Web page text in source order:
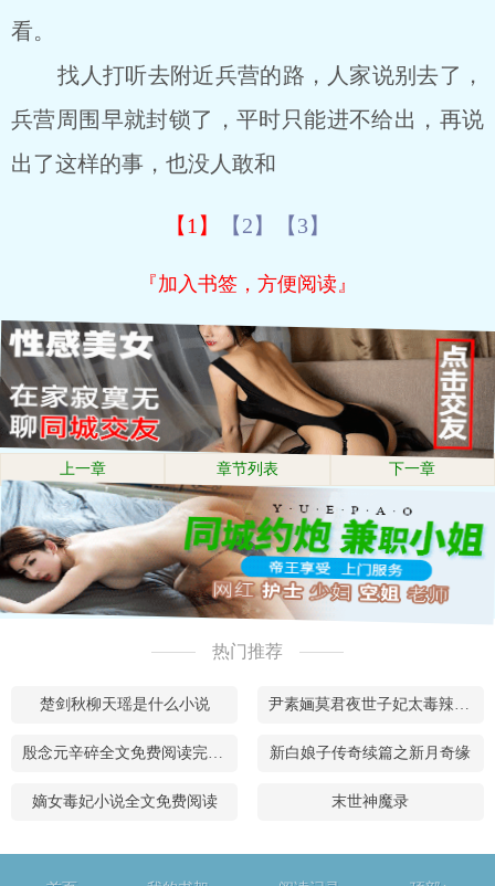
看。
找人打听去附近兵营的路，人家说别去了，
兵营周围早就封锁了，平时只能进不给出，再说
出了这样的事，也没人敢和
【1】 【2】 【3】
『加入书签，方便阅读』
上一章 章节列表 下一章
热门推荐
楚剑秋柳天瑶是什么小说 尹素婳莫君夜世子妃太毒辣免费阅读全文
殷念元辛碎全文免费阅读完整版 新白娘子传奇续篇之新月奇缘
嫡女毒妃小说全文免费阅读 末世神魔录